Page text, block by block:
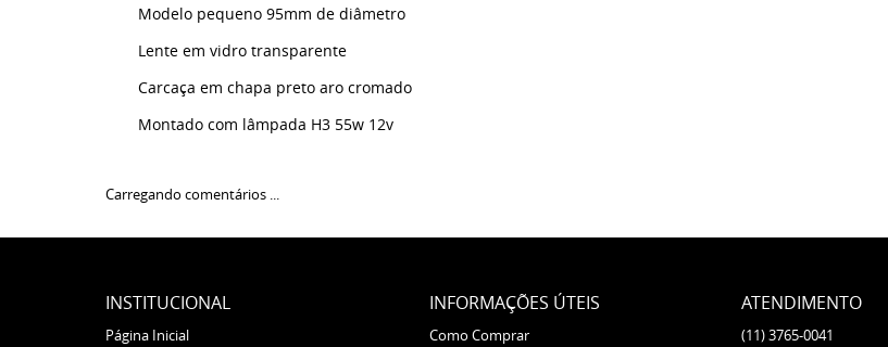
Modelo pequeno 95mm de diâmetro
Lente em vidro transparente
Carcaça em chapa preto aro cromado
Montado com lâmpada H3 55w 12v
Carregando comentários ...
INSTITUCIONAL
Página Inicial
INFORMAÇÕES ÚTEIS
Como Comprar
ATENDIMENTO
(11)3765-0041